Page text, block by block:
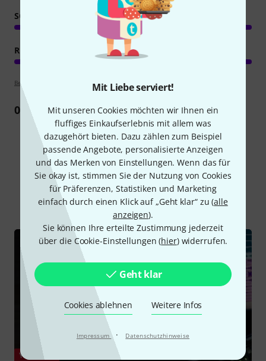
Mit Liebe serviert!
Mit unseren Cookies möchten wir Ihnen ein
fluffiges Einkaufserlebnis mit allem was
dazugehört bieten. Dazu zählen zum Beispiel
passende Angebote, personalisierte Anzeigen
und das Merken von Einstellungen. Wenn das für
Sie okay ist, stimmen Sie der Nutzung von Cookies
für Präferenzen, Statistiken und Marketing
einfach durch einen Klick auf „Geht klar“ zu (alle
anzeigen).
Sie können Ihre erteilte Zustimmung jederzeit
über die Cookie-Einstellungen (hier) widerrufen.
Geht klar
Cookies ablehnen Weitere Infos
Impressum · Datenschutzhinweise
SOUND/QUALITÄT
RECHNER AUSLASTUNG
Bewertungsrichtlinien
0Rezension
Schon gewusst?
Alle Videos
YOUTUBE